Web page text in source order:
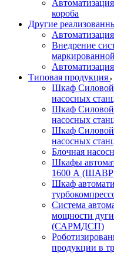
короба
Другие
Внедрение
Типовая продукция
Шкаф Силовой
насосных
Шкаф Силовой
насосных
Шкаф Силовой
насосных
Блочная
Шкафы
1600 А
Шкаф
Система
мощности
(САРМДСП)
продукции в